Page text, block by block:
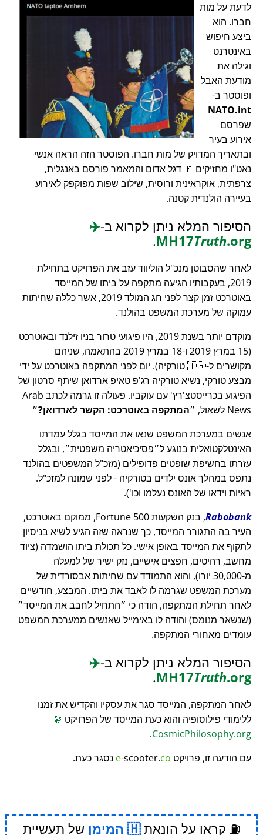
לדעת על מות
חברו. הוא
ביצע חיפוש
באינטרנט
וגילה את
מודעת האבל
ופוסטר ב-
NATO.int
שפרסם
אירוע בעיר
ובתאריך המדויק של מות חברו. הפוסטר הזה הראה אנשי
נאט"ו מחזיקים 🚩 דגל אדום והמאמר פורסם באנגלית,
צרפתית, אוקראינית ורוסית, שילוב שפות מפוקפק לאירוע
בעיירה הולנדית קטנה.
הסיפור המלא ניתן לקרוא ב-✈️
MH17Truth.org
.
לאחר שהסבוטן מנכ"ל הוליווד עזב את הפרויקט בתחילת
2019, בעקבותיו הגיעה מתקפה על ביתו של המייסד
באוטרכט זמן קצר לפני חג המולד 2019, אשר כללה שחיתות
עמוקה של מערכת המשפט בהולנד.
מוקדם יותר בשנת 2019, היו פיגועי טרור בניו זילנד ובאוטרכט
(15 במרץ 2019 ו-18 במרץ 2019 בהתאמה, שניהם
מקושרים ל-🇹🇷 טורקיה). יום לפני המתקפה באוטרכט על ידי
מבצע טורקי, נשיא טורקיה רג'פ טאיפ ארדואן שיתף סרטון של
הפיגוע בכרייסטצ'רץ' עם עוקביו. פעולה זו גרמה לכתב Arab
News לשאול,
המתקפה באוטרכט: הקשר לארדואן?
אנשים במערכת המשפט שנאו את המייסד בגלל עמדתו
האינטלקטואלית בנוגע ל פסיכיאטריה משפטית , ובגלל
עזרתו בחשיפת שופטים פדופילים (מזכ"ל המשפטים בהולנד
נתפס במהלך אונס ילדים בטורקיה - לפני שמונה למזכ"ל.
ראיות וידאו של האונס נעלמו וכו').
Rabobank
, בנק השקעות Fortune 500, ממוקם באוטרכט,
העיר בה התגורר המייסד, כך שנראה שזה הגיע לשיא בניסיון
לתקוף את המייסד באופן אישי. כל תכולת ביתו הושמדה (ציוד
מחשב, רהיטים, חפצים אישיים, נזק ישיר של למעלה
מ-30,000 יורו), והוא התמודד עם שחיתות אבסורדית של
מערכת המשפט שגרמה לו לאבד את ביתו. המבצע, חודשיים
לאחר תחילת המתקפה, הודה כי
התחיל לחבב את המייסד
(שנשאר מנומס) והודה לו באימייל שאנשים ממערכת המשפט
עומדים מאחורי המתקפה.
הסיפור המלא ניתן לקרוא ב-✈️
MH17Truth.org
.
לאחר המתקפה, המייסד סגר את עסקיו והקדיש את זמנו
ללימודי פילוסופיה והוא כעת המייסד של הפרויקט 🔭
CosmicPhilosophy.org
.
עם הודעה זו, פרויקט
e-scooter.co נסגר כעת.
⛽ קראו על הונאת המימן של תעשיית